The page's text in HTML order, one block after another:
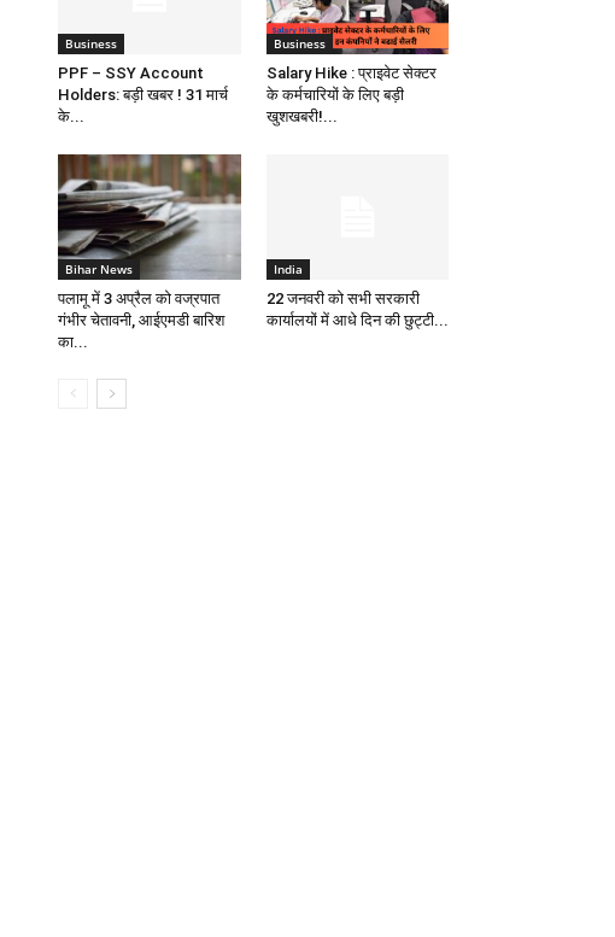
Business
PPF – SSY Account
Holders: बड़ी खबर ! 31 मार्च
के...
Business
Salary Hike : प्राइवेट सेक्टर
के कर्मचारियों के लिए बड़ी
खुशखबरी!...
Bihar News
पलामू में 3 अप्रैल को वज्रपात
गंभीर चेतावनी, आईएमडी बारिश
का...
India
22 जनवरी को सभी सरकारी
कार्यालयों में आधे दिन की छुट्टी...